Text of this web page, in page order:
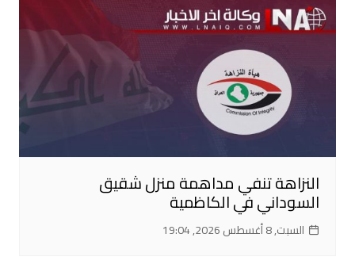
النزاهة تنفي مداهمة منزل شقيق
السوداني في الكاظمية
السبت, 8 أغسطس 2026, 19:04